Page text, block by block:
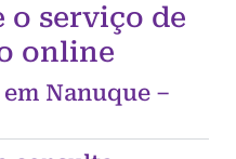
o serviço de
online
Nanuque –